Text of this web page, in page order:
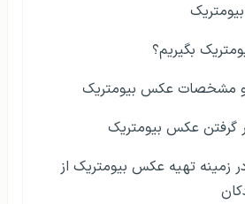
بگیریم؟
و مشخصات عکس بیومتریک
گرفتن عکس بیومتریک
زمینه تهیه عکس بیومتریک از